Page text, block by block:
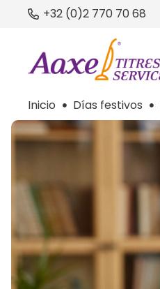
+32 (0)2 770 70 68
Inicio Días festivos